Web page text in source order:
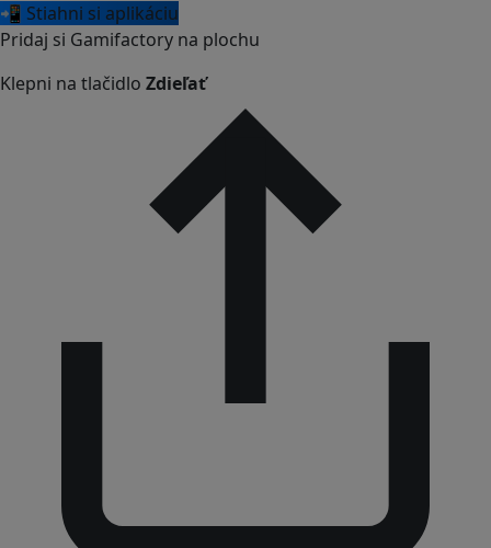
📲 Stiahni si aplikáciu
Pridaj si Gamifactory na plochu
Klepni na tlačidlo Zdieľať